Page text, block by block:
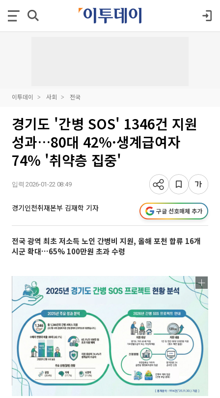
이투데이 사회 전국
경기도 '간병 SOS' 1346건 지원
성과…80대 42%·생계급여자
74% '취약층 집중'
입력 2026-01-22 08:49
경기인천취재본부 김재학 기자 구글 선호매체 추가
전국 광역 최초 저소득 노인 간병비 지원, 올해 포천 합류 16개
시군 확대…65% 100만원 초과 수령